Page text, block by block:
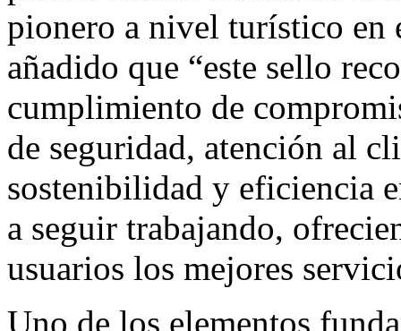
pionero a nivel turístico en
añadido que “este sello
cumplimiento de
de seguridad, atención al
sostenibilidad y eficiencia
a seguir trabajando,
usuarios los mejores
Uno de los elementos